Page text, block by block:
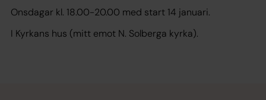
Onsdagar kl. 18.00-20.00 med start 14 januari.
I Kyrkans hus (mitt emot N. Solberga kyrka).